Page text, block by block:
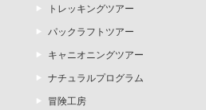
トレッキングツアー
パックラフトツアー
キャニオニングツアー
ナチュラルプログラム
冒険工房